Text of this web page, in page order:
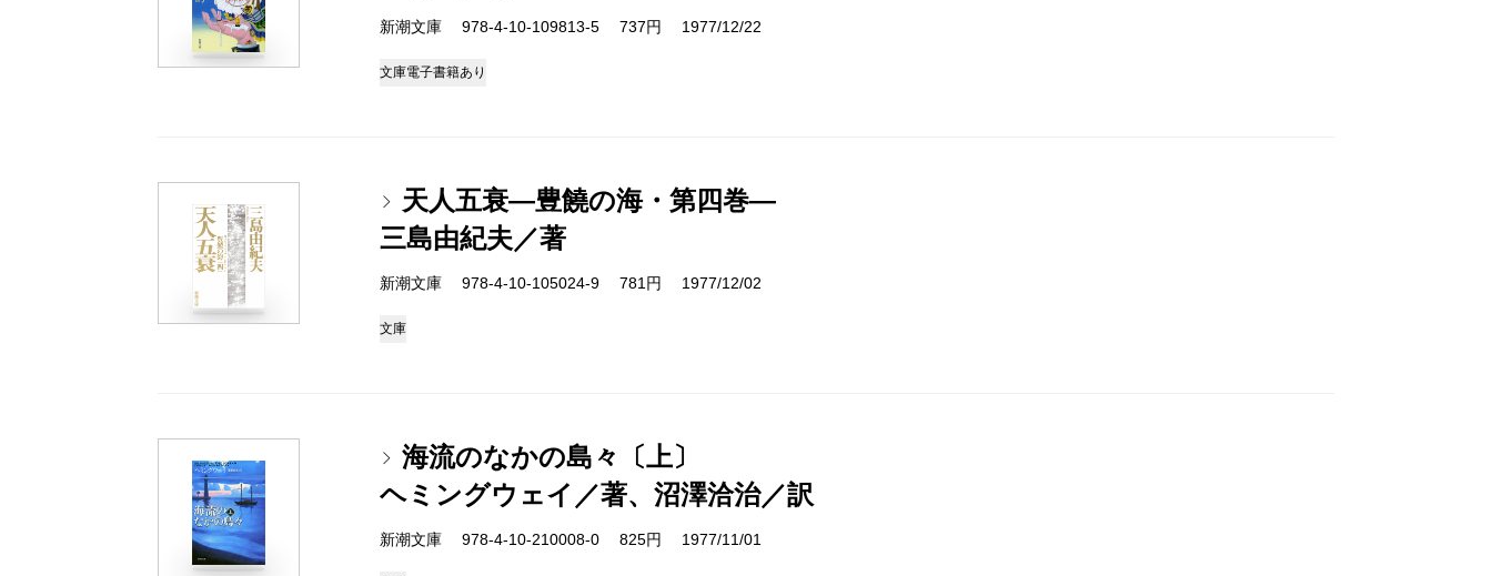
新潮文庫 978-4-10-109813-5 737円 1977/12/22
文庫電子書籍あり
天人五衰―豊饒の海・第四巻―
三島由紀夫／著
新潮文庫 978-4-10-105024-9 781円 1977/12/02
文庫
海流のなかの島々〔上〕
ヘミングウェイ／著、沼澤洽治／訳
新潮文庫 978-4-10-210008-0 825円 1977/11/01